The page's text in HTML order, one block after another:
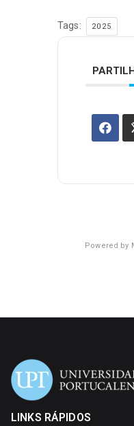
Tags: 2025
Powered by
LINKS RÁPIDOS